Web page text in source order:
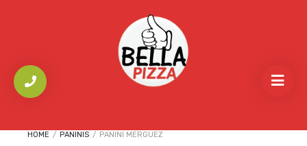
HOME / PANINIS / PANINI MERGUEZ